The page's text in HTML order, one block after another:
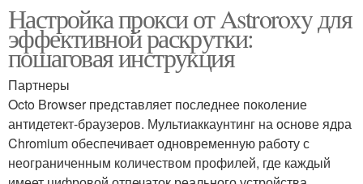
Настройка прокси от Astroroxy для
эффективной раскрутки:
пошаговая инструкция
Партнеры
Octo Browser представляет последнее поколение
антидетект-браузеров. Мультиаккаунтинг на основе ядра
Chromium обеспечивает одновременную работу с
неограниченным количеством профилей, где каждый